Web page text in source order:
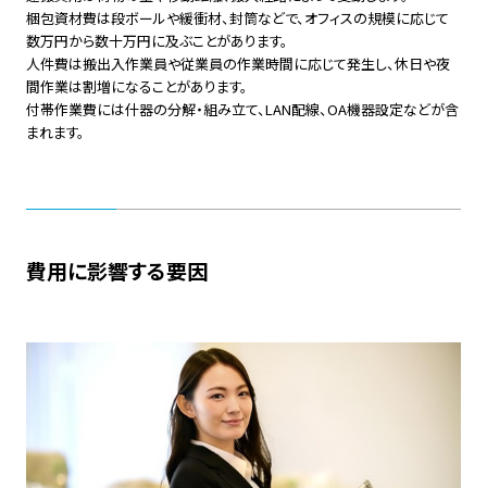
梱包資材費は段ボールや緩衝材、封筒などで、オフィスの規模に応じて
数万円から数十万円に及ぶことがあります。
人件費は搬出入作業員や従業員の作業時間に応じて発生し、休日や夜
間作業は割増になることがあります。
付帯作業費には什器の分解・組み立て、LAN配線、OA機器設定などが含
まれます。
費用に影響する要因